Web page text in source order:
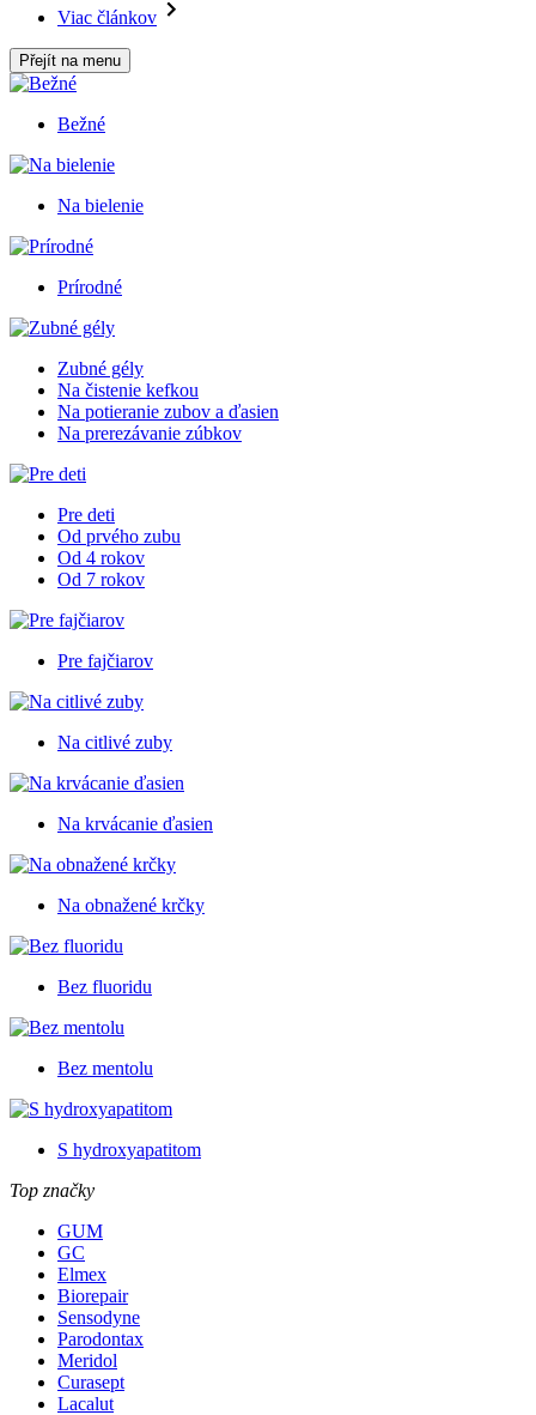
Viac článkov
Přejít na menu
Bežné
Na bielenie
Prírodné
Zubné gély
Na čistenie kefkou
Na potieranie zubov a ďasien
Na prerezávanie zúbkov
Pre deti
Od prvého zubu
Od 4 rokov
Od 7 rokov
Pre fajčiarov
Na citlivé zuby
Na krvácanie ďasien
Na obnažené krčky
Bez fluoridu
Bez mentolu
S hydroxyapatitom
Top značky
GUM
GC
Elmex
Biorepair
Sensodyne
Parodontax
Meridol
Curasept
Lacalut